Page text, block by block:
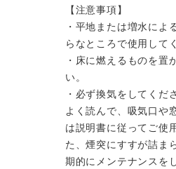
【注意事項】
・平地または増水によ
らなところで使用して
・床に燃えるものを置
い。
・必ず換気をしてくだ
よく読んで、吸気口や
は説明書に従ってご使
た、煙突にすすが詰ま
期的にメンテナンスを